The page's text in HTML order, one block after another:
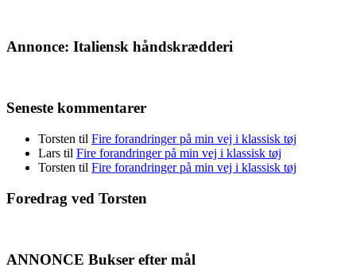
Annonce: Italiensk håndskrædderi
Seneste kommentarer
Torsten til Fire forandringer på min vej i klassisk tøj
Lars til Fire forandringer på min vej i klassisk tøj
Torsten til Fire forandringer på min vej i klassisk tøj
Foredrag ved Torsten
ANNONCE Bukser efter mål